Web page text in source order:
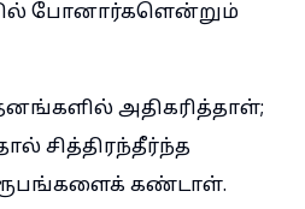
போனார்களென்றும்
அதிகரித்தாள்;
சித்திரந்தீர்ந்த
கண்டாள்.